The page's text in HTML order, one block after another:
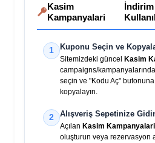
Kasim
Kampanyalari
İndirim
1 Kuponu Seçin ve
Sitemizdeki güncel Kasim
campaigns/
seçin ve "Kodu Aç"
kopyalayın.
2 Alışveriş Sepetinize
Açılan Kasim Kampanyalari
oluşturun veya rezervasyon